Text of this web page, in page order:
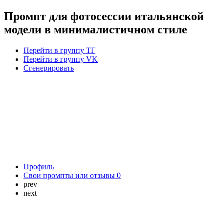
Промпт для фотосессии итальянской
модели в минималистичном стиле
Перейти в группу ТГ
Перейти в группу VK
Сгенерировать
Профиль
Свои промпты или отзывы 0
prev
next